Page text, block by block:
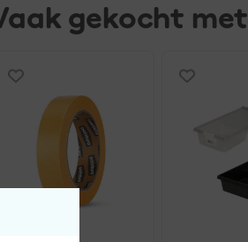
gekocht met